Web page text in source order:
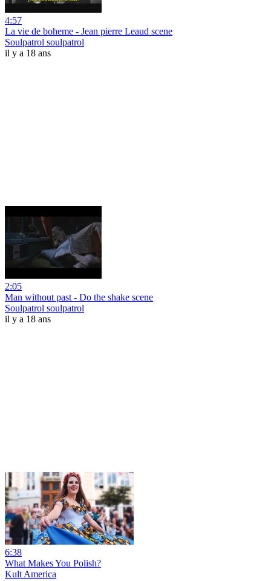
4:57
La vie de boheme - Jean pierre Leaud scene
Soulpatrol soulpatrol
il y a 18 ans
2:05
Man without past - Do the shake scene
Soulpatrol soulpatrol
il y a 18 ans
6:38
What Makes You Polish?
Kult America